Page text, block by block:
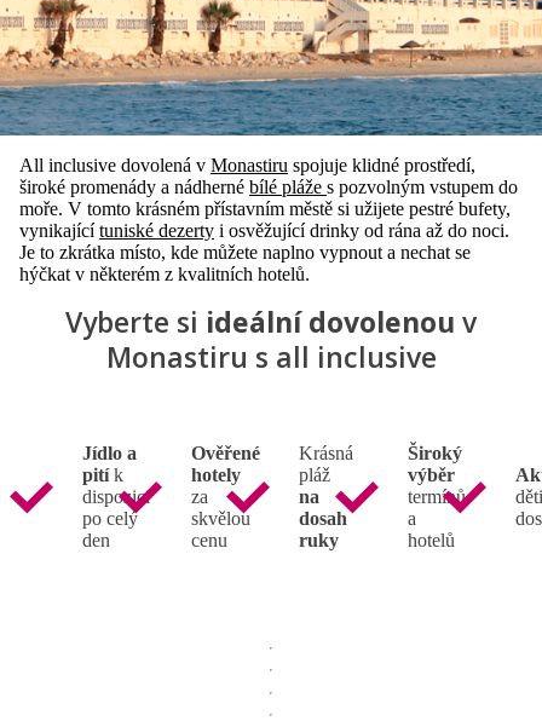
All inclusive dovolená v Monastiru spojuje klidné prostředí,
široké promenády a nádherné bílé pláže s pozvolným vstupem do
moře. V tomto krásném přístavním městě si užijete pestré bufety,
vynikajícítuniské dezerty i osvěžující drinky od rána až do noci.
Je to zkrátka místo, kde můžete naplno vypnout a nechat se
hýčkat v některém z kvalitních hotelů.
Vyberte si ideální dovolenou v
Monastiru s all inclusive
Jídlo a
pitík
dispozici
po celý
den
Ověřené
hotely
za
skvělou
cenu
Krásná
pláž
na
dosah
ruky
Široký
výběr
termínů
a
hotelů